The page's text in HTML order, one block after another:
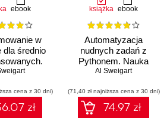
ebook
w
dla średnio
praktyki
cena z 30 dni)
zł
książka ebook
Automatyzacja
nudnych zadań z
Pythonem. Nauka
programowania.
Al Sweigart
(71,40 zł najniższa cena z 30 dni)
74.97 zł